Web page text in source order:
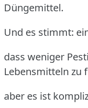
Düngemittel.
Und es stimmt:
dass weniger
Lebensmitteln zu
aber es ist